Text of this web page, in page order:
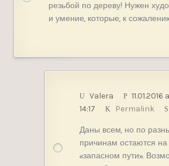
резьбой по дереву! Нужен
и умение, которые, к
Valera
11.01.2016
14:17
Permalink
Даны всем, но по
причинам остаются на
«запасном пути».